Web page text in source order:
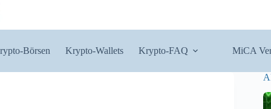
Börsen Krypto-Wallets Krypto-FAQ MiCA